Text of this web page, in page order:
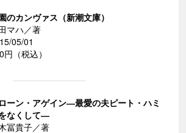
のカンヴァス（新潮文庫）
マハ／著
05/01
円（税込）
ーン・アゲイン―最愛の夫ピート・ハミ
なくして―
冨貴子／著